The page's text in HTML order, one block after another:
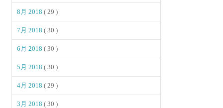
8月 2018( 29 )
7月 2018( 30 )
6月 2018( 30 )
5月 2018( 30 )
4月 2018( 29 )
3月 2018( 30 )